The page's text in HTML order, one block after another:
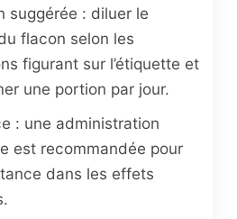
suggérée : diluer le
flacon selon les
figurant sur l’étiquette et
une portion par jour.
: une administration
est recommandée pour
dans les effets